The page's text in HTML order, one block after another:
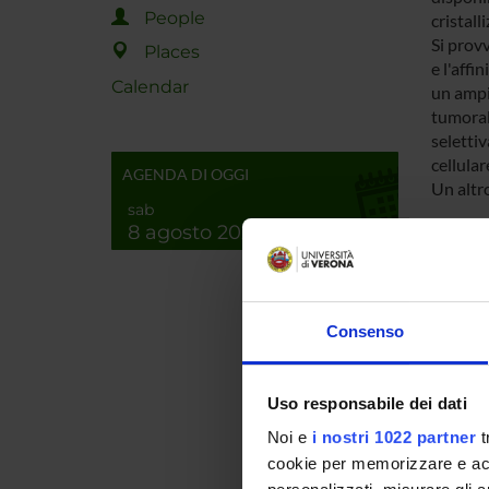
Consenso
Uso responsabile dei dati
Noi e i nostri 1022 partner
cookie per memorizzare e
People
Places
Calendar
AGENDA DI OGGI
sab
8 agosto 2026
Si
e
un
Un